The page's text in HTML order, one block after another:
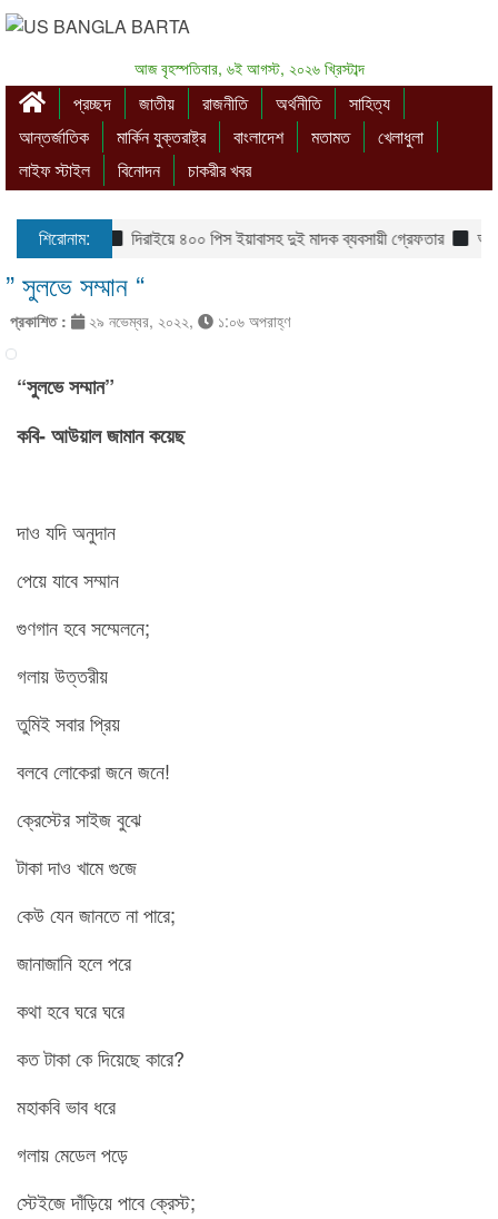
আজ বৃহস্পতিবার, ৬ই আগস্ট, ২০২৬ খ্রিস্টাব্দ
প্রচ্ছদ জাতীয় রাজনীতি অর্থনীতি
সাহিত্য
আন্তর্জাতিক
মার্কিন যুক্তরাষ্ট্র বাংলাদেশ মতামত
খেলাধুলা
লাইফ স্টাইল
বিনোদন চাকরীর খবর
শিরোনাম: দিরাইয়ে ৪০০ পিস ইয়াবাসহ দুই মাদক ব্যবসায়ী গ্রেফতার
” সুলভে সম্মান “
প্রকাশিত : ২৯ নভেম্বর, ২০২২, ১:০৬ অপরাহ্ণ
“সুলভে সম্মান”
কবি- আউয়াল জামান কয়েছ
দাও যদি অনুদান
পেয়ে যাবে সম্মান
গুণগান হবে সম্মেলনে;
গলায় উত্তরীয়
তুমিই সবার প্রিয়
বলবে লোকেরা জনে জনে!
ক্রেস্টের সাইজ বুঝে
টাকা দাও খামে গুজে
কেউ যেন জানতে না পারে;
জানাজানি হলে পরে
কথা হবে ঘরে ঘরে
কত টাকা কে দিয়েছে কারে?
মহাকবি ভাব ধরে
গলায় মেডেল পড়ে
স্টেইজে দাঁড়িয়ে পাবে ক্রেস্ট;